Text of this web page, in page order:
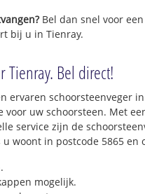
Bel dan snel voor
bij u in Tienray.
Tienray. Bel direct!
ervaren schoorsteenveger
voor uw schoorsteen. Met
service zijn de
woont in postcode 5865 en
mogelijk.